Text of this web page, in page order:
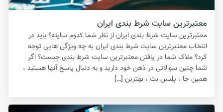
معتبرترین سایت شرط بندی ایران
معتبرترین سایت شرط بندی ایران از نظر شما کدوم سایته؟ باید در
انتخاب معتبرترین سایت شرط بندی ایران به چه ویژگی هایی توجه
کرد؟ ملاک شما در یافتن معتبرترین سایت شرط بندی چیست؟ اگر
شما چنین سوالاتی در ذهن خود دارید و به دنبال پاسخ آنها هستید ،
همین جا ، پلیس بت ، بهترین […]